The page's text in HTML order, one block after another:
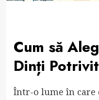
Cum să
Dinți
Într-o lume în